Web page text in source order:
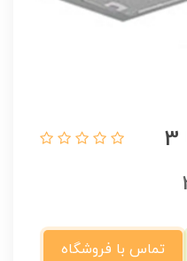
تماس با فروشگاه